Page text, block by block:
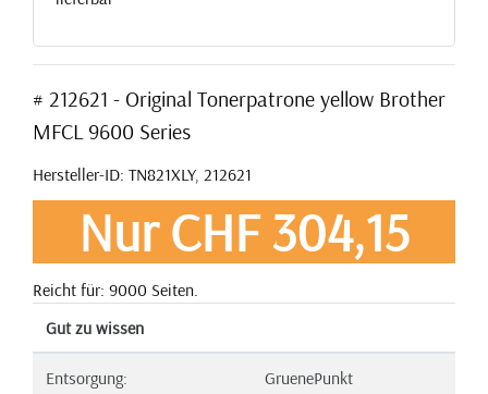
# 212621 - Original Tonerpatrone yellow Brother
MFCL 9600 Series
Hersteller-ID: TN821XLY, 212621
Nur CHF 304,15
Reicht für: 9000 Seiten.
Gut zu wissen
Entsorgung: GruenePunkt